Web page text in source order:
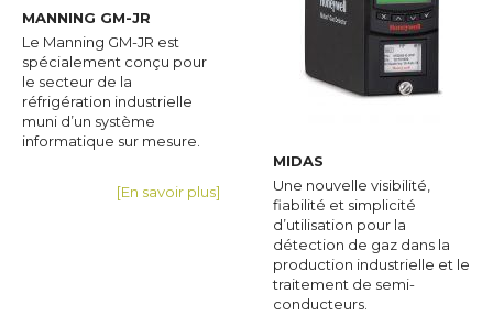
MANNING GM-JR
Le Manning GM-JR est
spécialement conçu pour
le secteur de la
réfrigération industrielle
muni d’un système
informatique sur mesure.
[En savoir plus]
MIDAS
Une nouvelle visibilité,
fiabilité et simplicité
d’utilisation pour la
détection de gaz dans la
production industrielle et le
traitement de semi-
conducteurs.